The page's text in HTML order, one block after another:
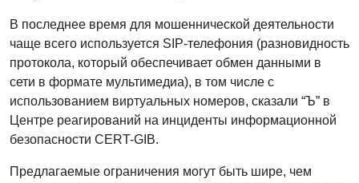
В последнее время для мошеннической деятельности
чаще всего используется SIP-телефония (разновидность
протокола, который обеспечивает обмен данными в
сети в формате мультимедиа), в том числе с
использованием виртуальных номеров, сказали “Ъ” в
Центре реагирований на инциденты информационной
безопасности CERT-GIB.
Предлагаемые ограничения могут быть шире, чем